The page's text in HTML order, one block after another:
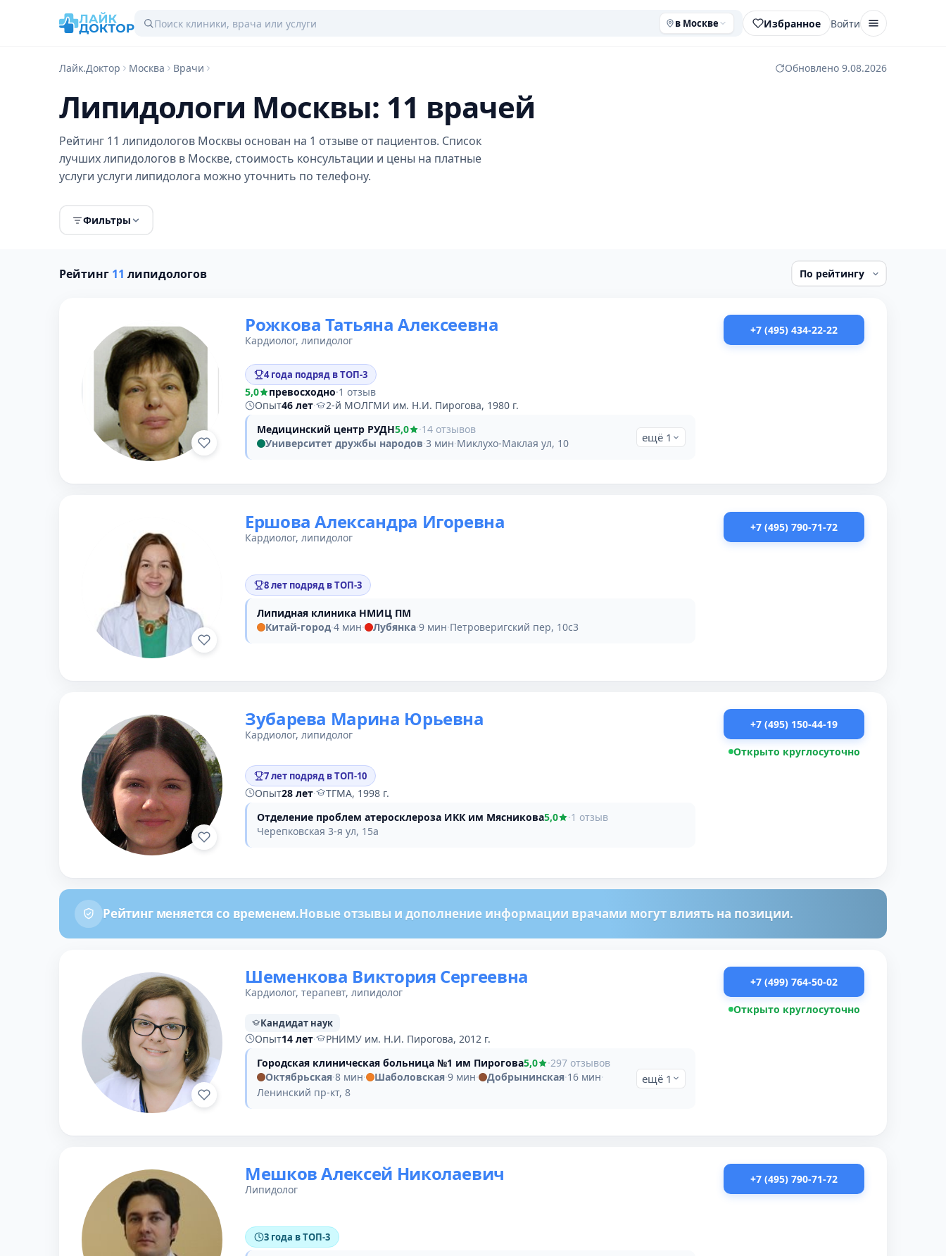
в Москве Избранное Войти
Лайк.Доктор Москва Врачи Обновлено 9.08.2026
Липидологи Москвы: 11 врачей
Рейтинг 11 липидологов Москвы основан на 1 отзыве от пациентов. Список
лучших липидологов в Москве, стоимость консультации и цены на платные
услуги услуги липидолога можно уточнить по телефону.
Фильтры
Рейтинг 11 липидологов
Рожкова Татьяна Алексеевна
Кардиолог, липидолог
4 года подряд в ТОП-3
5,0 превосходно·1 отзыв
Опыт46 лет·
2-й МОЛГМИ им. Н.И. Пирогова, 1980 г.
Медицинский центр РУДН5,0 ·14 отзывов
Университет дружбы народов·3 мин·Миклухо-Маклая ул, 10 ещё 1
+7 (495) 434-22-22
Ершова Александра Игоревна
Кардиолог, липидолог
8 лет подряд в ТОП-3
Липидная клиника НМИЦ ПМ
Китай-город·4 мин· Лубянка·9 мин·Петроверигский пер, 10с3
+7 (495) 790-71-72
Зубарева Марина Юрьевна
Кардиолог, липидолог
7 лет подряд в ТОП-10
Опыт28 лет·
ТГМА, 1998 г.
Отделение проблем атеросклероза ИКК им Мясникова5,0 ·1 отзыв
Черепковская 3-я ул, 15а
+7 (495) 150-44-19
Открыто круглосуточно
Рейтинг меняется со временем.Новые отзывы и дополнение информации врачами могут влиять на позиции.
Шеменкова Виктория Сергеевна
Кардиолог, терапевт, липидолог
Кандидат наук
Опыт14 лет·
РНИМУ им. Н.И. Пирогова, 2012 г.
Городская клиническая больница №1 им Пирогова5,0 ·297 отзывов
Октябрьская·8 мин· Шаболовская·9 мин· Добрынинская·16 мин·
Ленинский пр-кт, 8
ещё 1
+7 (499) 764-50-02
Открыто круглосуточно
Мешков Алексей Николаевич
Липидолог
3 года в ТОП-3
+7 (495) 790-71-72